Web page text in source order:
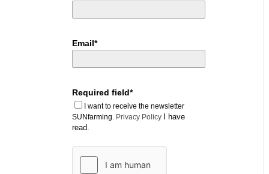
Email*
Required field*
I want to receive the newsletter
SUNfarming. Privacy Policy
I have
read.